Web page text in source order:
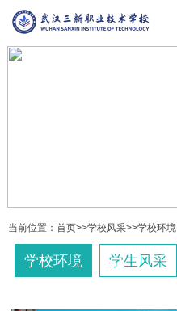
当前位置： 首页>>学校风采>>学校环境
学校环境 学生风采